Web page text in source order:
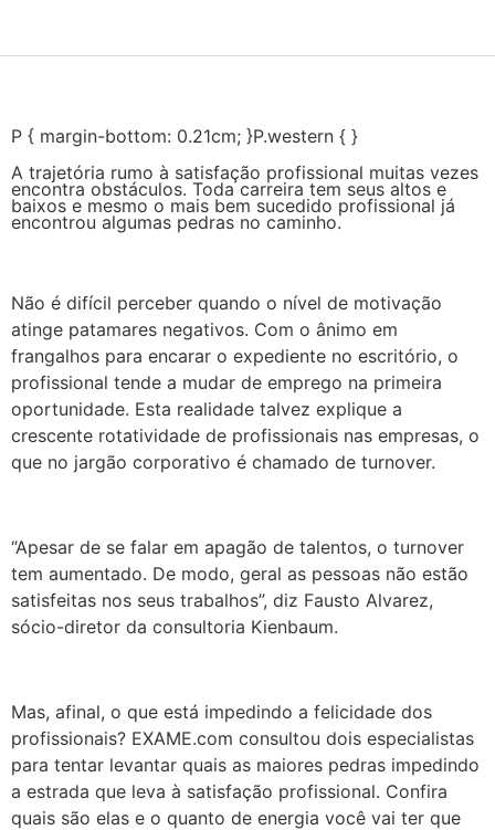
P { margin-bottom: 0.21cm; }P.western { }
A trajetória rumo à satisfação profissional muitas vezes
encontra obstáculos. Toda carreira tem seus altos e
baixos e mesmo o mais bem sucedido profissional já
encontrou algumas pedras no caminho.
Não é difícil perceber quando o nível de motivação
atinge patamares negativos. Com o ânimo em
frangalhos para encarar o expediente no escritório, o
profissional tende a mudar de emprego na primeira
oportunidade. Esta realidade talvez explique a
crescente rotatividade de profissionais nas empresas, o
que no jargão corporativo é chamado de turnover.
“Apesar de se falar em apagão de talentos, o turnover
tem aumentado. De modo, geral as pessoas não estão
satisfeitas nos seus trabalhos”, diz Fausto Alvarez,
sócio-diretor da consultoria Kienbaum.
Mas, afinal, o que está impedindo a felicidade dos
profissionais? EXAME.com consultou dois especialistas
para tentar levantar quais as maiores pedras impedindo
a estrada que leva à satisfação profissional. Confira
quais são elas e o quanto de energia você vai ter que